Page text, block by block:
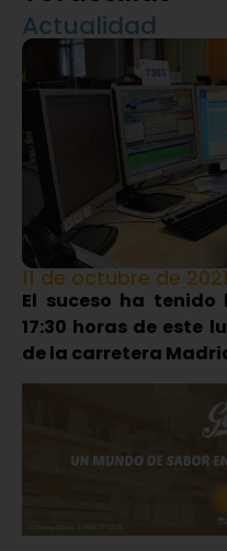
Actualidad
11 de octubre de 2021
El suceso ha
17:30 horas de este
de la carretera